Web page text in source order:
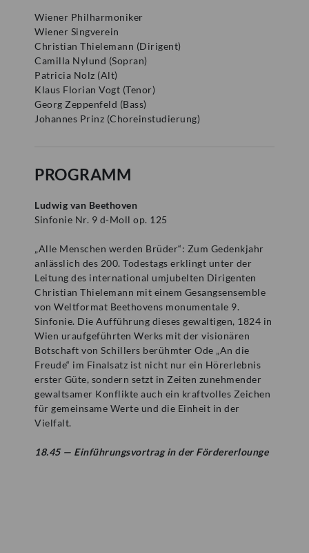
23 JÄN SAMSTAG
Mozart-Wohnhaus
Autograph Vault Guided Tour (in
English)
Mozartwoche
23 JÄN | SAMSTAG
Mozart Ton- und Filmsammlung
Wiener Philharmoniker
Wiener Singverein
Christian Thielemann (Dirigent)
Camilla Nylund (Sopran)
Patricia Nolz (Alt)
Klaus Florian Vogt (Tenor)
Georg Zeppenfeld (Bass)
Johannes Prinz (Choreinstudierung)
PROGRAMM
Ludwig van Beethoven
Sinfonie Nr. 9 d-Moll op. 125
„Alle Menschen werden Brüder“: Zum Gedenkjahr
anlässlich des 200. Todestags erklingt unter der
Leitung des international umjubelten Dirigenten
Christian Thielemann mit einem Gesangsensemble
von Weltformat Beethovens monumentale 9.
Sinfonie. Die Aufführung dieses gewaltigen, 1824 in
Wien uraufgeführten Werks mit der visionären
Botschaft von Schillers berühmter Ode „An die
Freude“ im Finalsatz ist nicht nur ein Hörerlebnis
erster Güte, sondern setzt in Zeiten zunehmender
gewaltsamer Konflikte auch ein kraftvolles Zeichen
für gemeinsame Werte und die Einheit in der
Vielfalt.
18.45 — Einführungsvortrag in der Fördererlounge